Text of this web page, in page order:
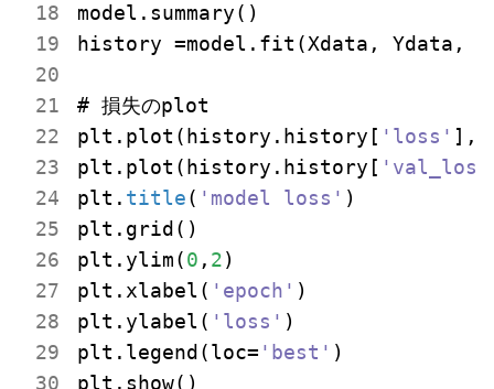
model.summary()
history =model.fit(Xdata, Ydata,
# 損失のplot
plt.plot(history.history[ 'loss' ],
plt.plot(history.history[
plt. title( 'model loss' )
plt.grid()
plt.ylim(0 , 2)
plt.xlabel( 'epoch' )
plt.ylabel( 'loss' )
plt.legend(loc= 'best' )
plt.show()